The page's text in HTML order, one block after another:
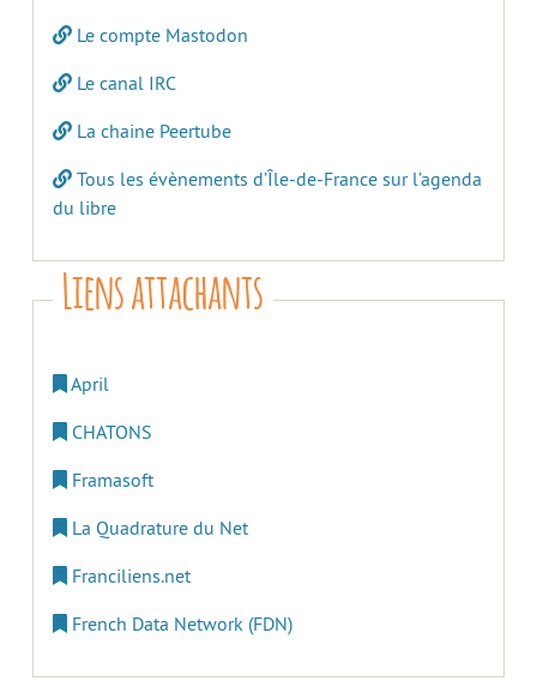
Le compte Mastodon
Le canal IRC
La chaine Peertube
Tous les évènements d’Île-de-France sur l’agenda
du libre
Liens attachants
April
CHATONS
Framasoft
La Quadrature du Net
Franciliens.net
French Data Network (FDN)